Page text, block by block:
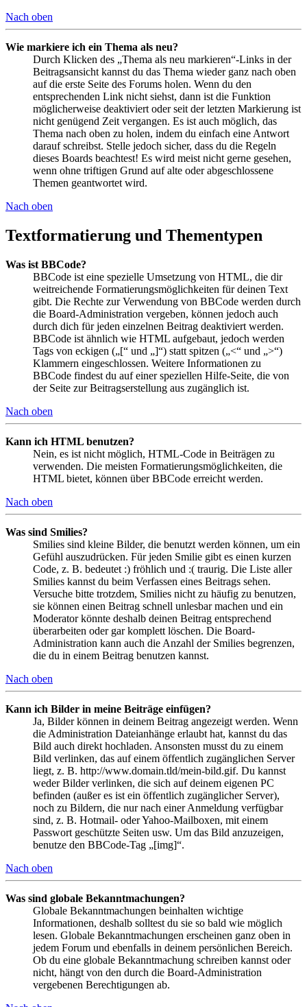
Nach oben
Wie markiere ich ein Thema als neu?
Durch Klicken des „Thema als neu markieren“-Links in der
Beitragsansicht kannst du das Thema wieder ganz nach oben
auf die erste Seite des Forums holen. Wenn du den
entsprechenden Link nicht siehst, dann ist die Funktion
möglicherweise deaktiviert oder seit der letzten Markierung ist
nicht genügend Zeit vergangen. Es ist auch möglich, das
Thema nach oben zu holen, indem du einfach eine Antwort
darauf schreibst. Stelle jedoch sicher, dass du die Regeln
dieses Boards beachtest! Es wird meist nicht gerne gesehen,
wenn ohne triftigen Grund auf alte oder abgeschlossene
Themen geantwortet wird.
Nach oben
Textformatierung und Thementypen
Was ist BBCode?
BBCode ist eine spezielle Umsetzung von HTML, die dir
weitreichende Formatierungsmöglichkeiten für deinen Text
gibt. Die Rechte zur Verwendung von BBCode werden durch
die Board-Administration vergeben, können jedoch auch
durch dich für jeden einzelnen Beitrag deaktiviert werden.
BBCode ist ähnlich wie HTML aufgebaut, jedoch werden
Tags von eckigen („[“ und „]“) statt spitzen („<“ und „>“)
Klammern eingeschlossen. Weitere Informationen zu
BBCode findest du auf einer speziellen Hilfe-Seite, die von
der Seite zur Beitragserstellung aus zugänglich ist.
Nach oben
Kann ich HTML benutzen?
Nein, es ist nicht möglich, HTML-Code in Beiträgen zu
verwenden. Die meisten Formatierungsmöglichkeiten, die
HTML bietet, können über BBCode erreicht werden.
Nach oben
Was sind Smilies?
Smilies sind kleine Bilder, die benutzt werden können, um ein
Gefühl auszudrücken. Für jeden Smilie gibt es einen kurzen
Code, z. B. bedeutet :) fröhlich und :( traurig. Die Liste aller
Smilies kannst du beim Verfassen eines Beitrags sehen.
Versuche bitte trotzdem, Smilies nicht zu häufig zu benutzen,
sie können einen Beitrag schnell unlesbar machen und ein
Moderator könnte deshalb deinen Beitrag entsprechend
überarbeiten oder gar komplett löschen. Die Board-
Administration kann auch die Anzahl der Smilies begrenzen,
die du in einem Beitrag benutzen kannst.
Nach oben
Kann ich Bilder in meine Beiträge einfügen?
Ja, Bilder können in deinem Beitrag angezeigt werden. Wenn
die Administration Dateianhänge erlaubt hat, kannst du das
Bild auch direkt hochladen. Ansonsten musst du zu einem
Bild verlinken, das auf einem öffentlich zugänglichen Server
liegt, z. B. http://www.domain.tld/mein-bild.gif. Du kannst
weder Bilder verlinken, die sich auf deinem eigenen PC
befinden (außer es ist ein öffentlich zugänglicher Server),
noch zu Bildern, die nur nach einer Anmeldung verfügbar
sind, z. B. Hotmail- oder Yahoo-Mailboxen, mit einem
Passwort geschützte Seiten usw. Um das Bild anzuzeigen,
benutze den BBCode-Tag „[img]“.
Nach oben
Was sind globale Bekanntmachungen?
Globale Bekanntmachungen beinhalten wichtige
Informationen, deshalb solltest du sie so bald wie möglich
lesen. Globale Bekanntmachungen erscheinen ganz oben in
jedem Forum und ebenfalls in deinem persönlichen Bereich.
Ob du eine globale Bekanntmachung schreiben kannst oder
nicht, hängt von den durch die Board-Administration
vergebenen Berechtigungen ab.